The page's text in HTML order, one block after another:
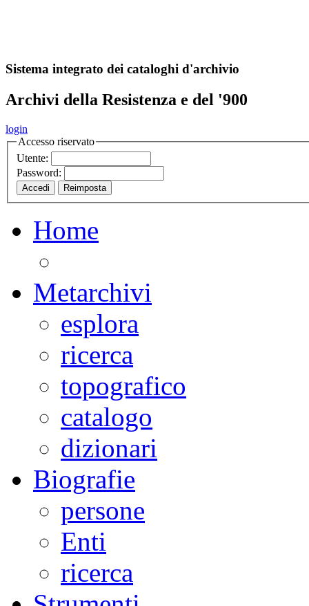
Sistema integrato dei cataloghi d'archivio
Archivi della Resistenza e del '900
login
Accesso riservato
Utente:
Password:
Home
Metarchivi
esplora
ricerca
topografico
catalogo
dizionari
Biografie
persone
Enti
ricerca